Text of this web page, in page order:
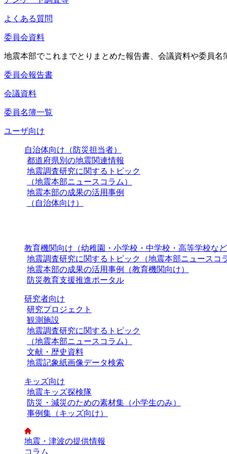
よくある質問
委員会資料
地震本部でこれまでとりまとめた報告書、会議資料や委員名
委員会報告書
会議資料
委員名簿一覧
ユーザ向け
自治体向け（防災担当者）
都道府県別の地震関連情報
地震調査研究に関するトピック
（地震本部ニュースコラム）
地震本部の成果の活用事例
（自治体向け）
教育機関向け（幼稚園・小学校・中学校・高等学校など
地震調査研究に関するトピック（地震本部ニュースコ
地震本部の成果の活用事例（教育機関向け）
防災教育支援推進ポータル
研究者向け
研究プロジェクト
観測施設
地震調査研究に関するトピック
（地震本部ニュースコラム）
文献・歴史資料
地震記象紙画像データ検索
キッズ向け
地震キッズ探検隊
防災・減災のための素材集（小学生のみ）
事例集（キッズ向け）
地震・津波の提供情報
コラム